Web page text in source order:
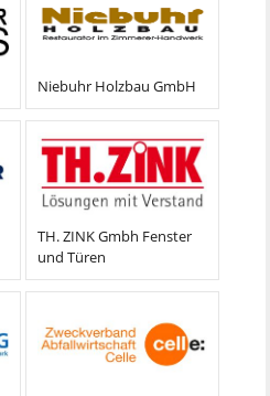
Niebuhr Holzbau GmbH
TH. ZINK Gmbh Fenster
und Türen